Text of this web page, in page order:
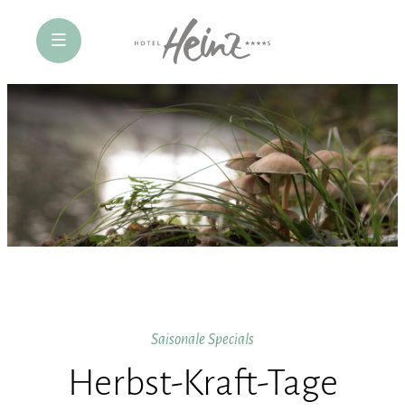
öffne Navigation
Saisonale Specials
Herbst-Kraft-Tage